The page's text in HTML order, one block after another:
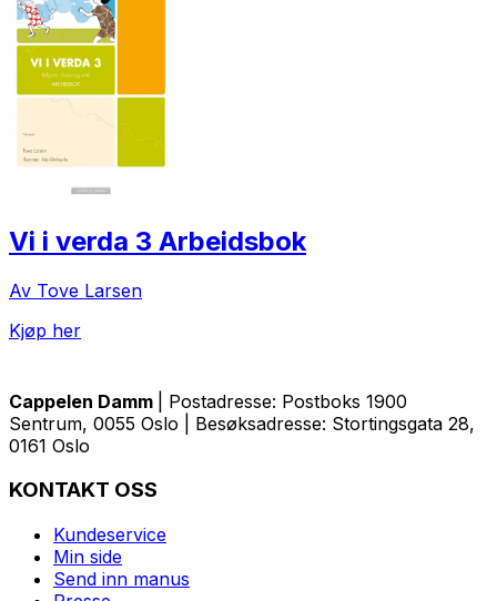
Vi i verda 3 Arbeidsbok
Av Tove Larsen
Kjøp her
Cappelen Damm
| Postadresse: Postboks 1900
Sentrum, 0055 Oslo | Besøksadresse: Stortingsgata 28,
0161 Oslo
KONTAKT OSS
Kundeservice
Min side
Send inn manus